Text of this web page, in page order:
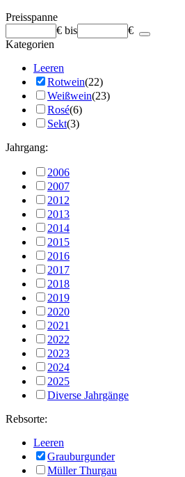
Preisspanne
€ bis
€
Kategorien
Leeren
Rotwein(22)
Weißwein(23)
Rosé(6)
Sekt(3)
Jahrgang:
2006
2007
2012
2013
2014
2015
2016
2017
2018
2019
2020
2021
2022
2023
2024
2025
Diverse Jahrgänge
Rebsorte:
Leeren
Grauburgunder
Müller Thurgau